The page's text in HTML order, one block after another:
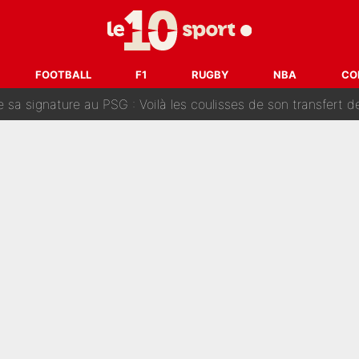
FOOTBALL F1 RUGBY NBA
: Le PSG a dit non au transfert qui bat tous les records sur
ravages à Marseille : L’OM a placé 12 joueurs sur le marché des
sa signature au PSG : Voilà les coulisses de son transfert